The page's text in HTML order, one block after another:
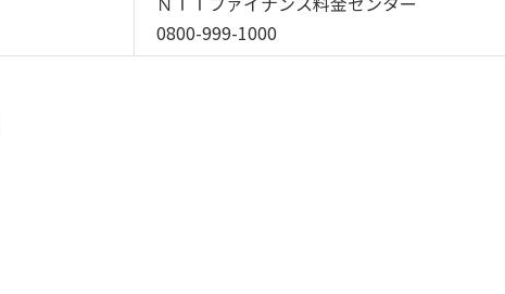
0800-999-1000